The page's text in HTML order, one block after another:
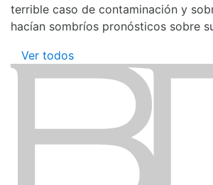
terrible caso de contaminación y
hacían sombríos pronósticos sobre
Ver todos